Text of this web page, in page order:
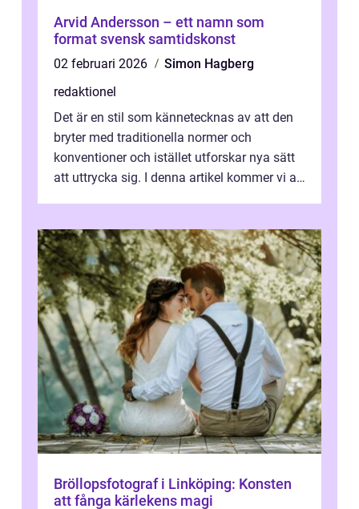
Arvid Andersson – ett namn som
format svensk samtidskonst
02 februari 2026
Simon Hagberg
redaktionel
Det är en stil som kännetecknas av att den
bryter med traditionella normer och
konventioner och istället utforskar nya sätt
att uttrycka sig. I denna artikel kommer vi att
Bröllopsfotograf i Linköping: Konsten
att fånga kärlekens magi